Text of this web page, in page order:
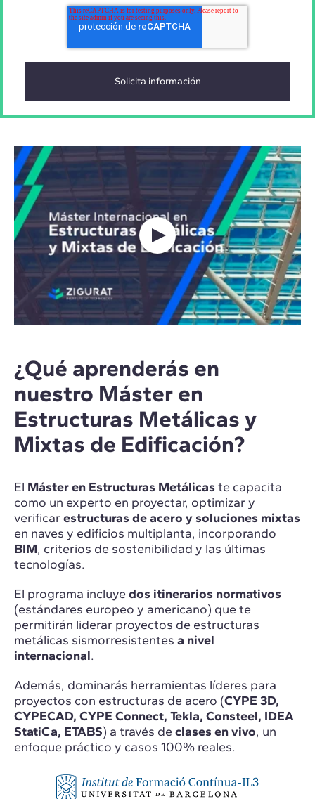
¿Qué aprenderás en
nuestro Máster en
Estructuras Metálicas y
Mixtas de Edificación?
El Máster en Estructuras Metálicas te capacita
como un experto en proyectar, optimizar y
verificar estructuras de acero y soluciones mixtas
en naves y edificios multiplanta, incorporando
BIM, criterios de sostenibilidad y las últimas
tecnologías.
El programa incluye dos itinerarios normativos
(estándares europeo y americano) que te
permitirán liderar proyectos de estructuras
metálicas sismorresistentes a nivel
internacional.
Además, dominarás herramientas líderes para
proyectos con estructuras de acero (CYPE 3D,
CYPECAD, CYPE Connect, Tekla, Consteel, IDEA
StatiCa, ETABS) a través de clases en vivo, un
enfoque práctico y casos 100% reales.